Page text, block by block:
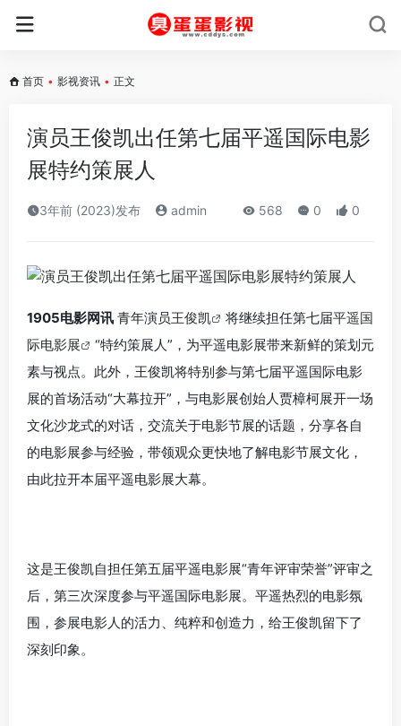
首页 • 影视资讯 • 正文
演员王俊凯出任第七届平遥国际电影
展特约策展人
3年前 (2023)发布 admin 568 0 0
1905电影网讯 青年演员王俊凯 将继续担任第七届平遥国
际电影展
“特约策展人”，为平遥电影展带来新鲜的策划元
素与视点。此外，王俊凯将特别参与第七届平遥国际电影
展的首场活动“大幕拉开”，与电影展创始人贾樟柯展开一场
文化沙龙式的对话，交流关于电影节展的话题，分享各自
的电影展参与经验，带领观众更快地了解电影节展文化，
由此拉开本届平遥电影展大幕。
这是王俊凯自担任第五届平遥电影展“青年评审荣誉”评审之
后，第三次深度参与平遥国际电影展。平遥热烈的电影氛
围，参展电影人的活力、纯粹和创造力，给王俊凯留下了
深刻印象。